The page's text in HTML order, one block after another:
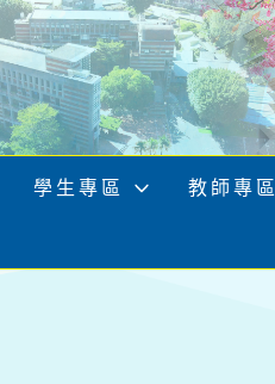
學生專區 教師專區